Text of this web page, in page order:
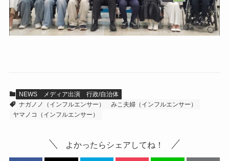
NEWS メディア出演
行政/自治体
ナガノノ（インフルエンサー）
みこ夫婦（インフルエンサー）
ヤマノコ（インフルエンサー）
よかったらシェアしてね！